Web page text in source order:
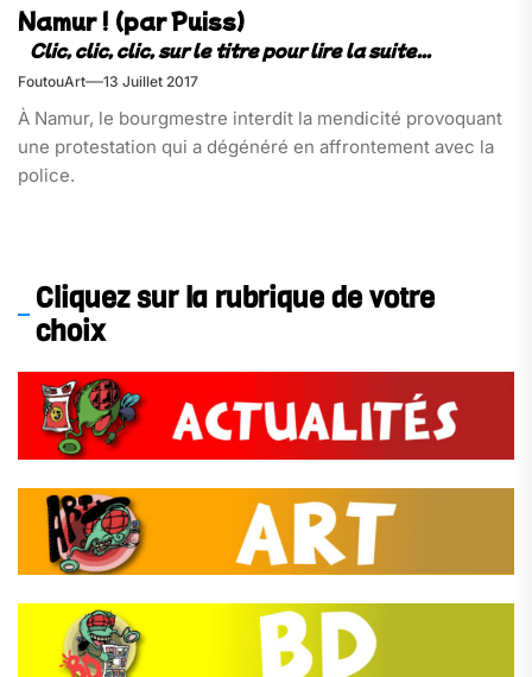
Namur ! (par Puiss)
FoutouArt 13 Juillet 2017
À Namur, le bourgmestre interdit la mendicité provoquant
une protestation qui a dégénéré en affrontement avec la
police.
Cliquez sur la rubrique de votre
choix